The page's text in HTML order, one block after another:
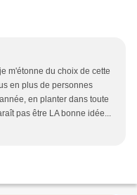
m'étonne du choix de cette
en plus de personnes
en planter dans toute
pas être LA bonne idée...